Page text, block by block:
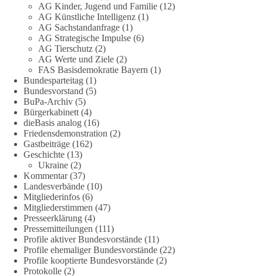
Das Bundesministerium der Verteidigung schreibt im
Strategiepapier, dass die Bundeswehr zum Schutz des Landes
und der Verbündeten abschreckungs- und verteidigungsfähig
sein muss. Die strategische Ausrichtung sieht vor, dass
Deutschland in der NATO eine Führungsrolle übernimmt, zur
stärksten konventionellen Armee Europas werden soll und
über die Verteidigungsbereitschaft hinaus aufrüstet.
Wie siehst du das? Mach jetzt bei unserer Umfrage mit und sag
uns deine Meinung:
point_righthttps://diebasis-he.de/umfrage-des-monats-august-
2026/point_left
🟩🟩🟦🟦🟥🟥🟧🟧
Quelle:#section-6092974" target="_blank"
rel="noreferrer">https://www.bmvg.de/de/grundlagendokume
nte-strategische-ausrichtung#section
#dieBasis #Umfrage #Verteidigung #Bundeswehr
AG Kinder, Jugend und Familie (12)
AG Künstliche Intelligenz (1)
AG Sachstandanfrage (1)
AG Strategische Impulse (6)
AG Tierschutz (2)
AG Werte und Ziele (2)
FAS Basisdemokratie Bayern (1)
Bundesparteitag (1)
Bundesvorstand (5)
BuPa-Archiv (5)
Bürgerkabinett (4)
dieBasis analog (16)
Friedensdemonstration (2)
Gastbeiträge (162)
Geschichte (13)
Ukraine (2)
Kommentar(37)
Landesverbände (10)
Mitgliederinfos (6)
Mitgliederstimmen (47)
Presseerklärung (4)
Pressemitteilungen (111)
Profile aktiver Bundesvorstände (11)
Profile ehemaliger Bundesvorstände (22)
Profile kooptierte Bundesvorstände (2)
Protokolle (2)